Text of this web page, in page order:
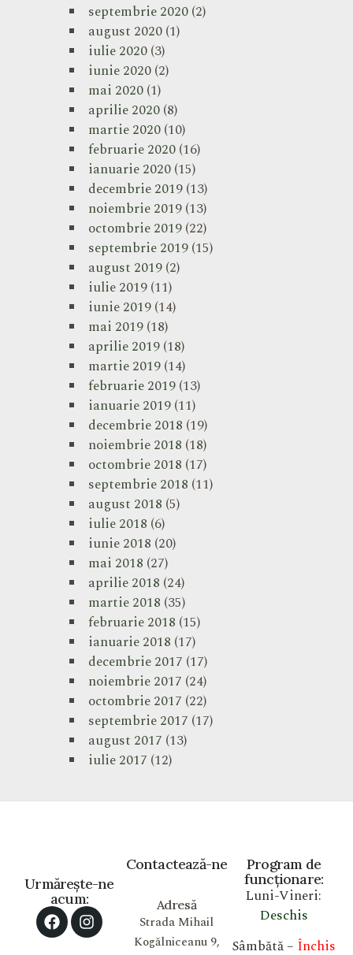
septembrie 2020(2)
august 2020(1)
iulie 2020(3)
iunie 2020(2)
mai 2020(1)
aprilie 2020(8)
martie 2020(10)
februarie 2020(16)
ianuarie 2020(15)
decembrie 2019(13)
noiembrie 2019(13)
octombrie 2019(22)
septembrie 2019(15)
august 2019(2)
iulie 2019(11)
iunie 2019(14)
mai 2019(18)
aprilie 2019(18)
martie 2019(14)
februarie 2019(13)
ianuarie 2019(11)
decembrie 2018 (19)
noiembrie 2018 (18)
octombrie 2018 (17)
septembrie 2018 (11)
august 2018 (5)
iulie 2018 (6)
iunie 2018 (20)
mai 2018 (27)
aprilie 2018 (24)
martie 2018 (35)
februarie 2018 (15)
ianuarie 2018 (17)
decembrie 2017 (17)
noiembrie 2017 (24)
octombrie 2017 (22)
septembrie 2017 (17)
august 2017 (13)
iulie 2017 (12)
Program de
funcționare:
Luni-Vineri:
Deschis
Sâmbătă – Închis
Contactează-ne
Adresă
Strada Mihail
Kogălniceanu 9,
Urmărește-ne
acum: